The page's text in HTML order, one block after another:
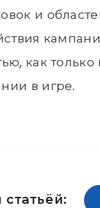
и
как
в игре.